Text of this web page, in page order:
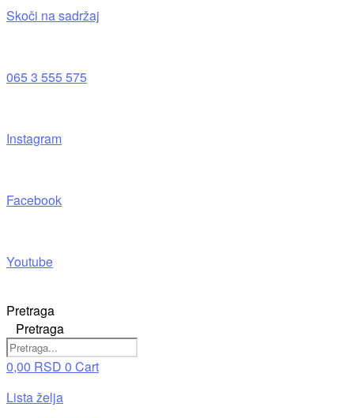
Skoči na sadržaj
065 3 555 575
Instagram
Facebook
Youtube
Pretraga
Pretraga
0,00 RSD 0 Cart
Lista želja